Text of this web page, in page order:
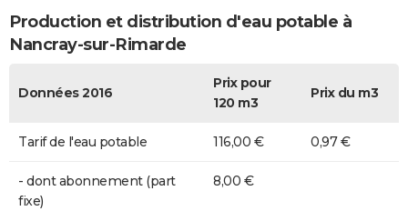
Production et distribution d'eau potable à
Nancray-sur-Rimarde
Données 2016
Prix pour
120 m3
Prix du m3
Tarif de l'eau potable 116,00 € 0,97 €
- dont abonnement (part
fixe)
8,00 €